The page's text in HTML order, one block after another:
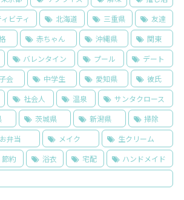
ビティ 北海道 三重県
友達
赤ちゃん 沖縄県
関東
バレンタイン プール
デート
会 中学生 愛知県
彼氏
社会人 温泉
サンタクロース
茨城県 新潟県
掃除
お弁当 メイク
生クリーム
節約 浴衣 宅配
ハンドメイド